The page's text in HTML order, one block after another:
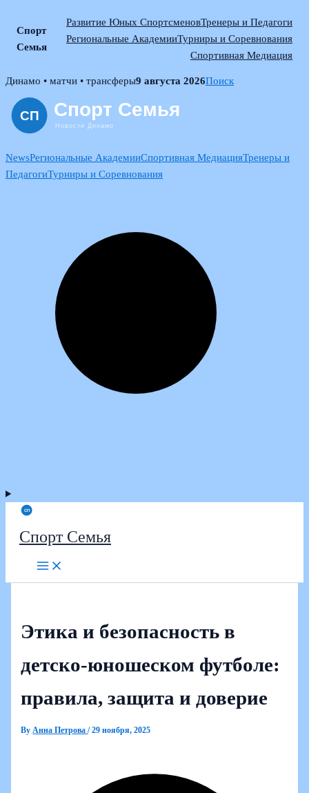
Спорт
Семья
Развитие Юных СпортсменовТренеры и Педагоги
Региональные АкадемииТурниры и Соревнования
Спортивная Медиация
Skip
content
Динамо • матчи • трансферы9 августа 2026Поиск
NewsРегиональные АкадемииСпортивная МедиацияТренеры и
ПедагогиТурниры и Соревнования
Спорт Семья
Этика и безопасность в
детско-юношеском футболе:
правила, защита и доверие
ByАнна Петрова/29 ноября, 2025